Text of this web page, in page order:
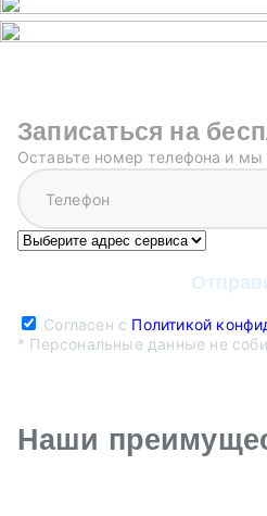
Записаться на
Оставьте номер телефона и
Согласен с Политикой
* Персональные данные не
Наши